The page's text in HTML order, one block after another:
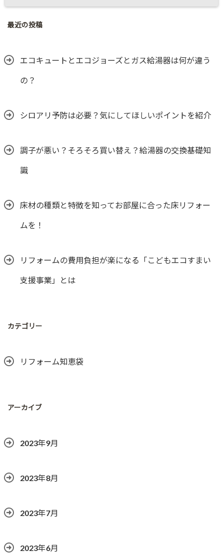
最近の投稿
エコキュートとエコジョーズとガス給湯器は何が違う
の？
シロアリ予防は必要？気にしてほしいポイントを紹介
調子が悪い？そろそろ買い替え？給湯器の交換基礎知
識
床材の種類と特徴を知ってお部屋に合った床リフォー
ムを！
リフォームの費用負担が楽になる「こどもエコすまい
支援事業」とは
カテゴリー
リフォーム知恵袋
アーカイブ
2023年9月
2023年8月
2023年7月
2023年6月